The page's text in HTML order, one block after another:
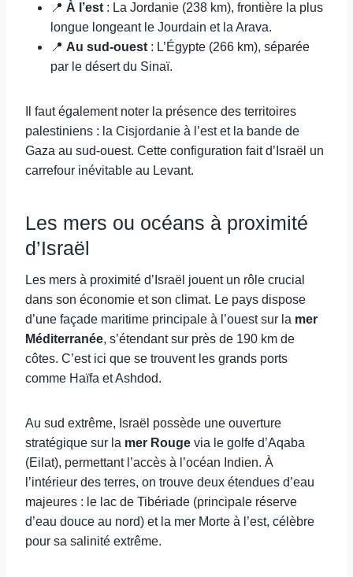
📍 À l’est : La Jordanie (238 km), frontière la plus
longue longeant le Jourdain et la Arava.
📍 Au sud-ouest : L’Égypte (266 km), séparée
par le désert du Sinaï.
Il faut également noter la présence des territoires
palestiniens : la Cisjordanie à l’est et la bande de
Gaza au sud-ouest. Cette configuration fait d’Israël un
carrefour inévitable au Levant.
Les mers ou océans à proximité
d’Israël
Les mers à proximité d’Israël jouent un rôle crucial
dans son économie et son climat. Le pays dispose
d’une façade maritime principale à l’ouest sur la mer
Méditerranée, s’étendant sur près de 190 km de
côtes. C’est ici que se trouvent les grands ports
comme Haïfa et Ashdod.
Au sud extrême, Israël possède une ouverture
stratégique sur la mer Rouge via le golfe d’Aqaba
(Eilat), permettant l’accès à l’océan Indien. À
l’intérieur des terres, on trouve deux étendues d’eau
majeures : le lac de Tibériade (principale réserve
d’eau douce au nord) et la mer Morte à l’est, célèbre
pour sa salinité extrême.